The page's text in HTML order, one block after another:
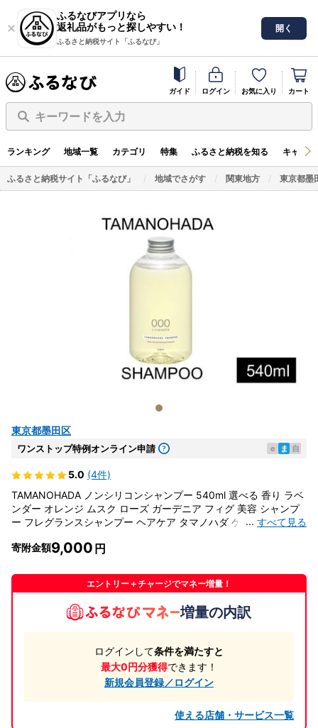
ふるなびアプリなら
返礼品がもっと探しやすい！
ふるさと納税サイト「ふるなび」
開く
ガイド ログイン お気に入り カート
キーワードを入力
ランキング 地域一覧 カテゴリ 特集 ふるさと納税を知る キャン
ふるさと納税サイト「ふるなび」 地域でさがす 関東地方 東京都墨
東京都墨田区
ワンストップ特例オンライン申請 e ま 自
5.0 (4件)
TAMANOHADA ノンシリコンシャンプー 540ml 選べる 香り ラベ
ンダー オレンジ ムスク ローズ ガーデニア フィグ 美容 シャンプ
ー フレグランスシャンプー ヘアケア タマノハダ ケア用品 バスグ
... すべて見る
寄附金額9,000
エントリー＋チャージでマネー増量！
増量の内訳
ログインして条件を満たすと
最大0円分獲得できます！
新規会員登録／ログイン
使える店舗・サービス一覧